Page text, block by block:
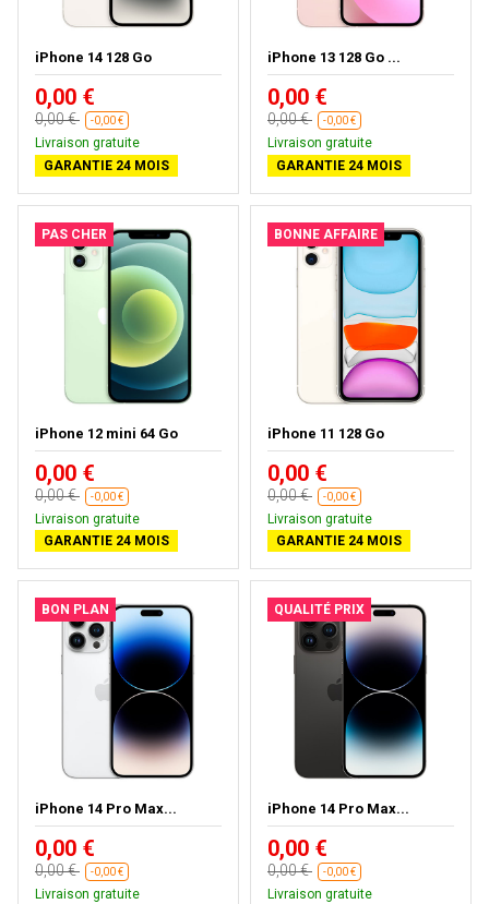
iPhone 14 128 Go
0,00 €
0,00 € -0,00 €
Livraison gratuite
GARANTIE 24 MOIS
iPhone 13 128 Go ...
0,00 €
0,00 € -0,00 €
Livraison gratuite
GARANTIE 24 MOIS
PAS CHER
iPhone 12 mini 64 Go
0,00 €
0,00 € -0,00 €
Livraison gratuite
GARANTIE 24 MOIS
BONNE AFFAIRE
iPhone 11 128 Go
0,00 €
0,00 € -0,00 €
Livraison gratuite
GARANTIE 24 MOIS
BON PLAN
iPhone 14 Pro Max...
0,00 €
0,00 € -0,00 €
Livraison gratuite
QUALITÉ PRIX
iPhone 14 Pro Max...
0,00 €
0,00 € -0,00 €
Livraison gratuite